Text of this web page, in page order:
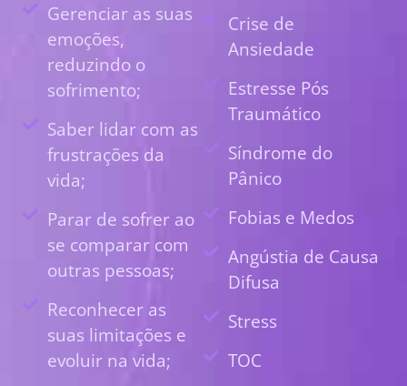
Gerenciar as suas
emoções,
reduzindo o
sofrimento;
Saber lidar com as
frustrações da
vida;
Parar de sofrer ao
se comparar com
outras pessoas;
Reconhecer as
suas limitações e
evoluir na vida;
Crise de
Ansiedade
Estresse Pós
Traumático
Síndrome do
Pânico
Fobias e Medos
Angústia de Causa
Difusa
Stress
TOC